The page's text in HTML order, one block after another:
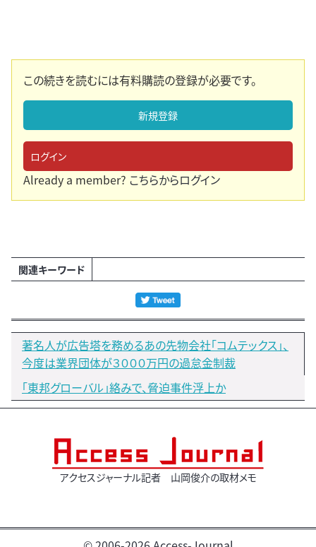
この続きを読むには有料購読の登録が必要です。
新規登録
ログイン
Already a member? こちらからログイン
関連キーワード
著名人が広告塔を務めるあの先物会社「コムテックス」、
今度は業界団体が３０００万円の過怠金制裁
「東邦グローバル」絡みで、脅迫事件浮上か
アクセスジャーナル記者 山岡俊介の取材メモ